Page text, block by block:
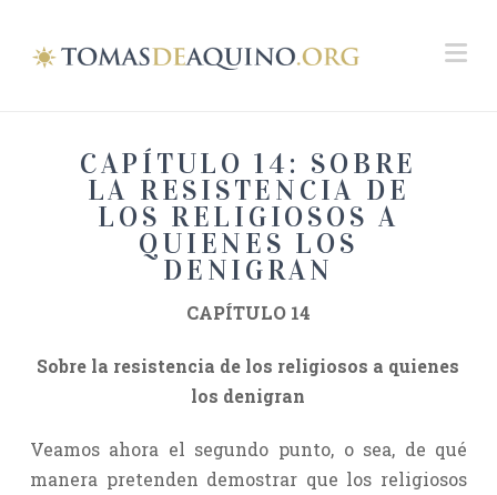
CAPÍTULO 14: SOBRE
LA RESISTENCIA DE
LOS RELIGIOSOS A
QUIENES LOS
DENIGRAN
CAPÍTULO 14
Sobre la resistencia de los religiosos a quienes
los denigran
Veamos ahora el segundo punto, o sea, de qué
manera pretenden demostrar que los religiosos